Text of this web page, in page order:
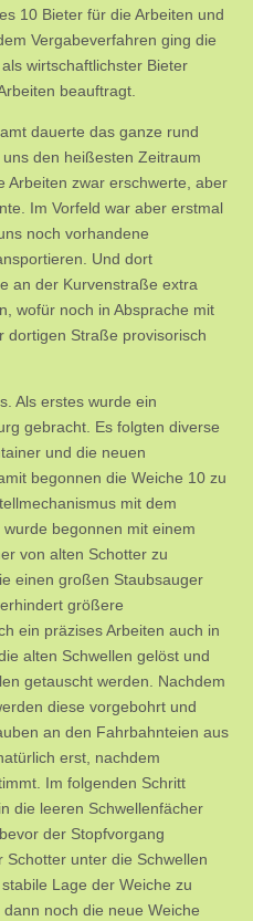
10 Bieter für die Arbeiten und
Vergabeverfahren ging die
wirtschaftlichster Bieter
beauftragt.
dauerte das ganze rund
den heißesten Zeitraum
Arbeiten zwar erschwerte, aber
Im Vorfeld war aber erstmal
noch vorhandene
Und dort
an der Kurvenstraße extra
wofür noch in Absprache mit
dortigen Straße provisorisch
Als erstes wurde ein
gebracht. Es folgten diverse
und die neuen
begonnen die Weiche 10 zu
mit dem
begonnen mit einem
von alten Schotter zu
einen großen Staubsauger
größere
ein präzises Arbeiten auch in
alten Schwellen gelöst und
getauscht werden. Nachdem
diese vorgebohrt und
an den Fahrbahnteien aus
erst, nachdem
Im folgenden Schritt
die leeren Schwellenfächer
der Stopfvorgang
unter die Schwellen
Lage der Weiche zu
noch die neue Weiche